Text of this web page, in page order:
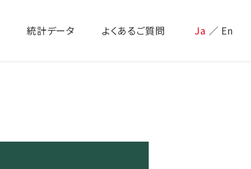
統計データ よくあるご質問 Ja ／ En